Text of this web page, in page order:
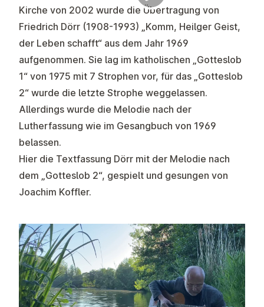
Kirche von 2002 wurde die Übertragung von
Friedrich Dörr (1908-1993) „Komm, Heilger Geist,
der Leben schafft“ aus dem Jahr 1969
aufgenommen. Sie lag im katholischen „Gotteslob
1“ von 1975 mit 7 Strophen vor, für das „Gotteslob
2“ wurde die letzte Strophe weggelassen.
Allerdings wurde die Melodie nach der
Lutherfassung wie im Gesangbuch von 1969
belassen.
Hier die Textfassung Dörr mit der Melodie nach
dem „Gotteslob 2“, gespielt und gesungen von
Joachim Koffler.